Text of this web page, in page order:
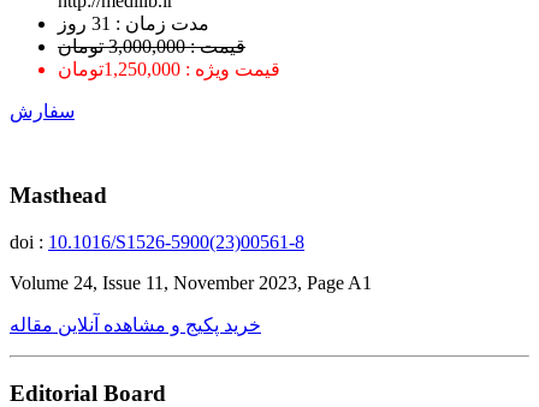
ﻣﺪﺕ ﺯﻣﺎﻥ : 31 ﺭﻭﺯ
قیمت : 3,000,000 تومان
قیمت ویژه : 1,250,000تومان
سفارش
Masthead
doi : 10.1016/S1526-5900(23)00561-8
Volume 24, Issue 11, November 2023, Page A1
خرید پکیج و مشاهده آنلاین مقاله
Editorial Board